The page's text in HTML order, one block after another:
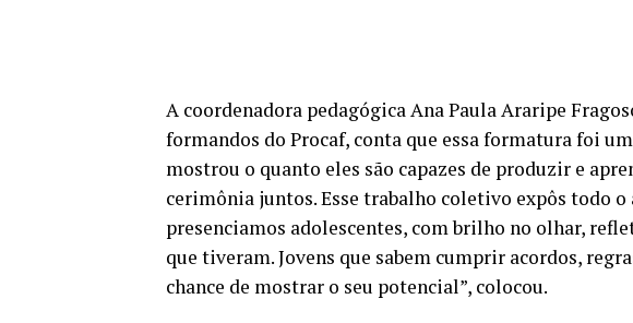
A coordenadora pedagógica Ana Paula Araripe
formandos do Procaf, conta que essa formatura foi
mostrou o quanto eles são capazes de produzir e
cerimônia juntos. Esse trabalho coletivo expôs todo
presenciamos adolescentes, com brilho no olhar,
que tiveram. Jovens que sabem cumprir acordos,
chance de mostrar o seu potencial”, colocou.